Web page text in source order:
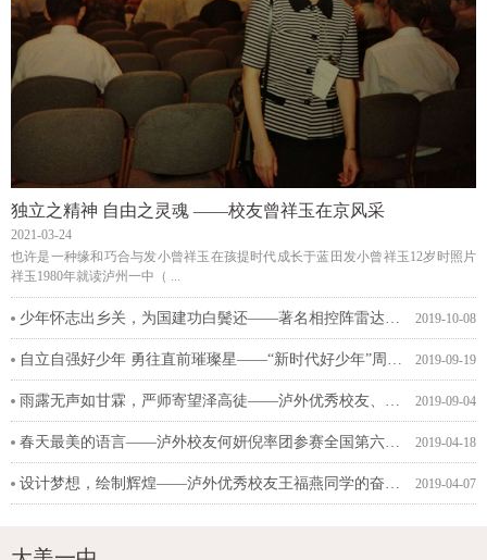
独立之精神 自由之灵魂 ――校友曾祥玉在京风采
2021-03-24
也许是一种缘和巧合与发小曾祥玉在孩提时代成长于蓝田发小曾祥玉12岁时照片
祥玉1980年就读泸州一中（ ...
2019-10-08
少年怀志出乡关，为国建功白鬓还——著名相控阵雷达总设计师、泸外杰出校友张光义院士探访母校
2019-09-19
自立自强好少年 勇往直前璀璨星——“新时代好少年”周佳庆
2019-09-04
雨露无声如甘霖，严师寄望泽高徒——泸外优秀校友、青年才俊唐明春博导赴泸拜望尊长、恩师林家敏老师
2019-04-18
春天最美的语言——泸外校友何妍倪率团参赛全国第六届中小学生艺术节表演
2019-04-07
设计梦想，绘制辉煌——泸外优秀校友王福燕同学的奋斗人生